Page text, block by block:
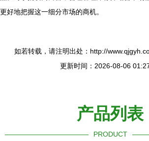
更好地把握这一细分市场的商机。
如若转载，请注明出处：http://
更新时间：2026-08-06
产品列表
PRODUCT